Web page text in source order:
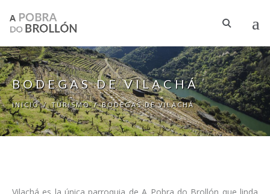
BODEGAS DE VILACHÁ
INICIO / TURISMO / BODEGAS DE VILACHÁ